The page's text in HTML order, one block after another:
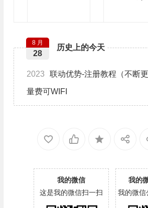
历史上的今天
8 月
28
2023 联动优势-注册教程（不断
量费可WIFI
我的微信
这是我的微信扫一扫
我的
我的微信